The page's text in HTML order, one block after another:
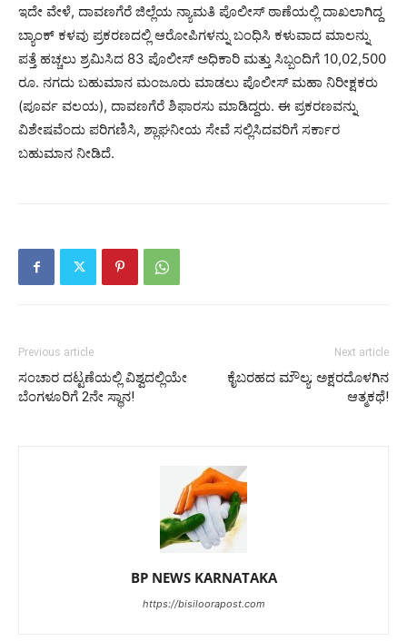
ಇದೇ ವೇಳೆ, ದಾವಣಗೆರೆ ಜಿಲ್ಲೆಯ ನ್ಯಾಮತಿ ಪೊಲೀಸ್ ಠಾಣೆಯಲ್ಲಿ ದಾಖಲಾಗಿದ್ದ
ಬ್ಯಾಂಕ್‌ ಕಳವು ಪ್ರಕರಣದಲ್ಲಿ ಆರೋಪಿಗಳನ್ನು ಬಂಧಿಸಿ ಕಳುವಾದ ಮಾಲನ್ನು
ಪತ್ತೆ ಹಚ್ಚಲು ಶ್ರಮಿಸಿದ 83 ಪೊಲೀಸ್‌ ಅಧಿಕಾರಿ ಮತ್ತು ಸಿಬ್ಬಂದಿಗೆ 10,02,500
ರೂ. ನಗದು ಬಹುಮಾನ ಮಂಜೂರು ಮಾಡಲು ಪೊಲೀಸ್‌ ಮಹಾ ನಿರೀಕ್ಷಕರು
(ಪೂರ್ವ ವಲಯ), ದಾವಣಗೆರೆ ಶಿಫಾರಸು ಮಾಡಿದ್ದರು. ಈ ಪ್ರಕರಣವನ್ನು
ವಿಶೇಷವೆಂದು ಪರಿಗಣಿಸಿ, ಶ್ಲಾಘನೀಯ ಸೇವೆ ಸಲ್ಲಿಸಿದವರಿಗೆ ಸರ್ಕಾರ
ಬಹುಮಾನ ನೀಡಿದೆ.
Previous article
ಸಂಚಾರ ದಟ್ಟಣೆಯಲ್ಲಿ ವಿಶ್ವದಲ್ಲಿಯೇ
ಬೆಂಗಳೂರಿಗೆ 2ನೇ ಸ್ಥಾನ!
Next article
ಕೈಬರಹದ ಮೌಲ್ಯ; ಅಕ್ಷರದೊಳಗಿನ
ಆತ್ಮಕಥೆ!
BP NEWS KARNATAKA
https://bisiloorapost.com